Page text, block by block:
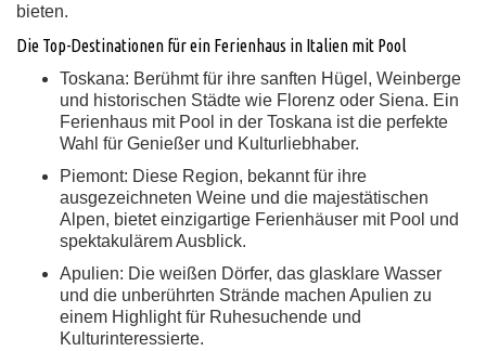
bieten.
Die Top-Destinationen für ein Ferienhaus in Italien mit Pool
Toskana: Berühmt für ihre sanften Hügel, Weinberge
und historischen Städte wie Florenz oder Siena. Ein
Ferienhaus mit Pool in der Toskana ist die perfekte
Wahl für Genießer und Kulturliebhaber.
Piemont: Diese Region, bekannt für ihre
ausgezeichneten Weine und die majestätischen
Alpen, bietet einzigartige Ferienhäuser mit Pool und
spektakulärem Ausblick.
Apulien: Die weißen Dörfer, das glasklare Wasser
und die unberührten Strände machen Apulien zu
einem Highlight für Ruhesuchende und
Kulturinteressierte.